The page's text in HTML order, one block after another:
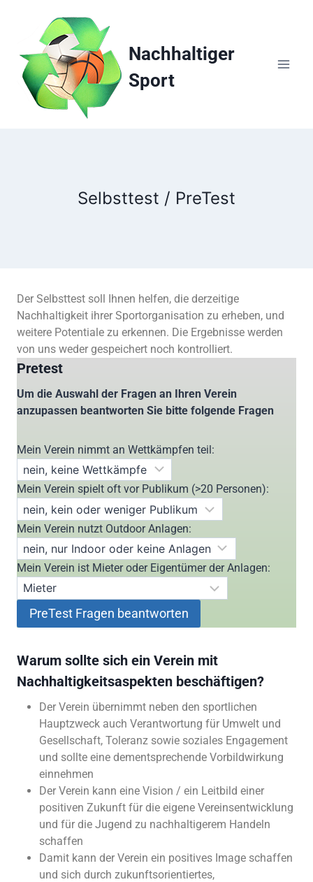
springen
Nachhaltiger
Sport
Selbsttest / PreTest
Der Selbsttest soll Ihnen helfen, die derzeitige
Nachhaltigkeit ihrer Sportorganisation zu erheben, und
weitere Potentiale zu erkennen. Die Ergebnisse werden
von uns weder gespeichert noch kontrolliert.
Pretest
Um die Auswahl der Fragen an Ihren Verein
anzupassen beantworten Sie bitte folgende Fragen
Mein Verein nimmt an Wettkämpfen teil:
Mein Verein spielt oft vor Publikum (>20 Personen):
Mein Verein nutzt Outdoor Anlagen:
Mein Verein ist Mieter oder Eigentümer der Anlagen:
Warum sollte sich ein Verein mit
Nachhaltigkeitsaspekten beschäftigen?
Der Verein übernimmt neben den sportlichen
Hauptzweck auch Verantwortung für Umwelt und
Gesellschaft, Toleranz sowie soziales Engagement
und sollte eine dementsprechende Vorbildwirkung
einnehmen
Der Verein kann eine Vision / ein Leitbild einer
positiven Zukunft für die eigene Vereinsentwicklung
und für die Jugend zu nachhaltigerem Handeln
schaffen
Damit kann der Verein ein positives Image schaffen
und sich durch zukunftsorientiertes,